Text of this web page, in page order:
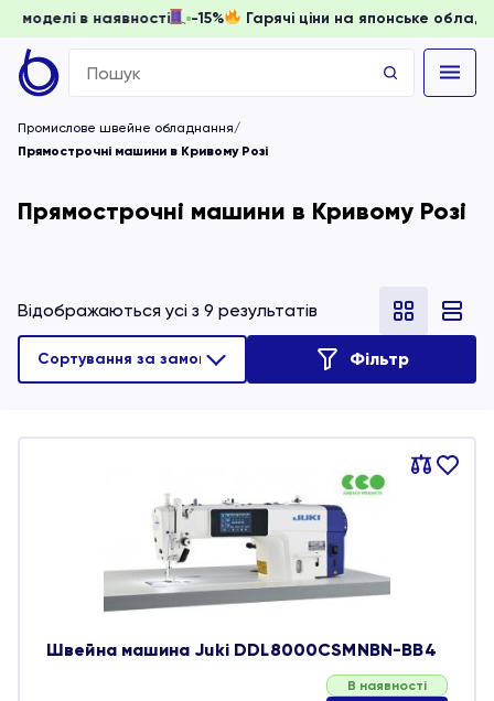
доки моделі в наявності -15% Гарячі ціни на японське
Search
for:
Промислове швейне обладнання
Прямострочні машини в Кривому Розі
Прямострочні машини в Кривому Розі
Відображаються усі з 9 результатів
Фільтр
Порівняти
В
Швейна машина Juki DDL8000CSMNBN-BB4
В наявності